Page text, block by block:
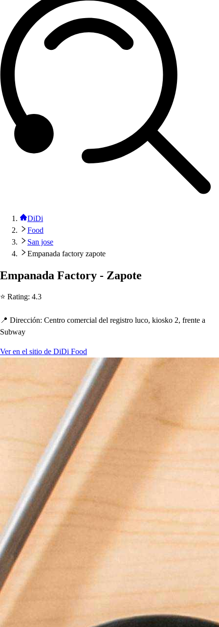
DiDi
Food
San jose
Empanada factory zapote
Empanada Factory - Zapote
⭐ Rating: 4.3
📍 Dirección: Centro comercial del registro luco, kiosko 2, frente a
Subway
Ver en el sitio de DiDi Food